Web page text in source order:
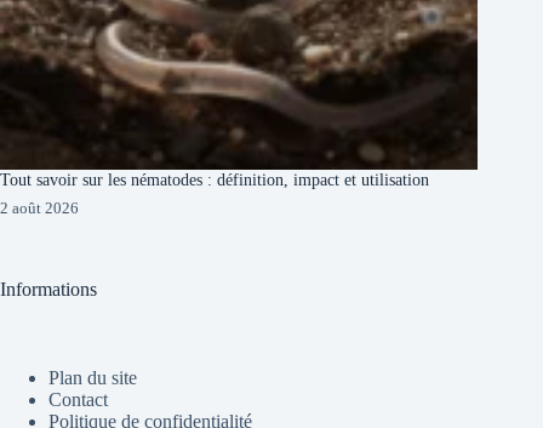
Tout savoir sur les nématodes : définition, impact et utilisation
2 août 2026
Informations
Plan du site
Contact
Politique de confidentialité